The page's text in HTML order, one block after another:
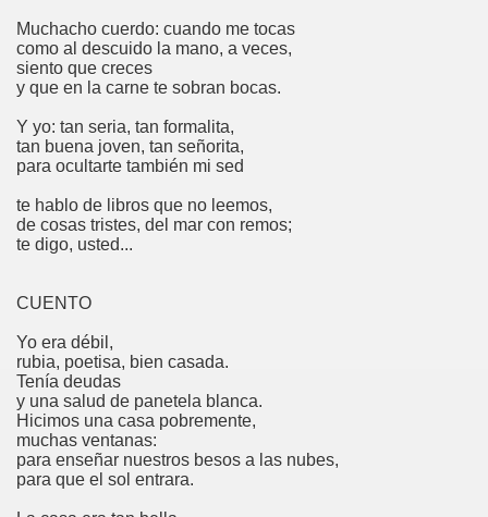
Muchacho cuerdo: cuando me tocas
como al descuido la mano, a veces,
siento que creces
y que en la carne te sobran bocas.
Y yo: tan seria, tan formalita,
tan buena joven, tan señorita,
para ocultarte también mi sed
te hablo de libros que no leemos,
de cosas tristes, del mar con remos;
te digo, usted...
CUENTO
Yo era débil,
rubia, poetisa, bien casada.
Tenía deudas
y una salud de panetela blanca.
Hicimos una casa pobremente,
muchas ventanas:
para enseñar nuestros besos a las nubes,
para que el sol entrara.